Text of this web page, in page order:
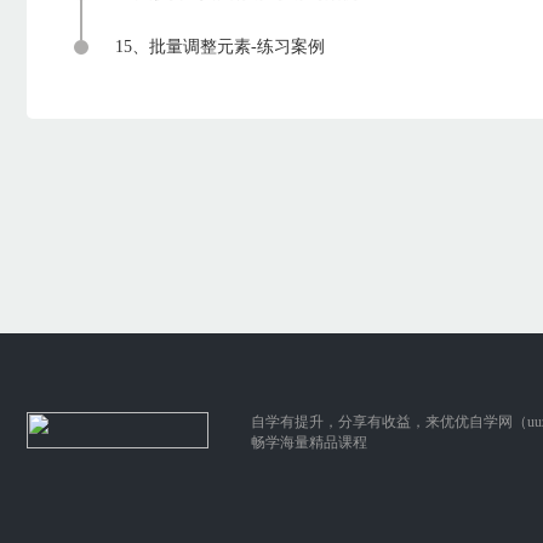
15、批量调整元素-练习案例
自学有提升，分享有收益，来优优自学网（
畅学海量精品课程